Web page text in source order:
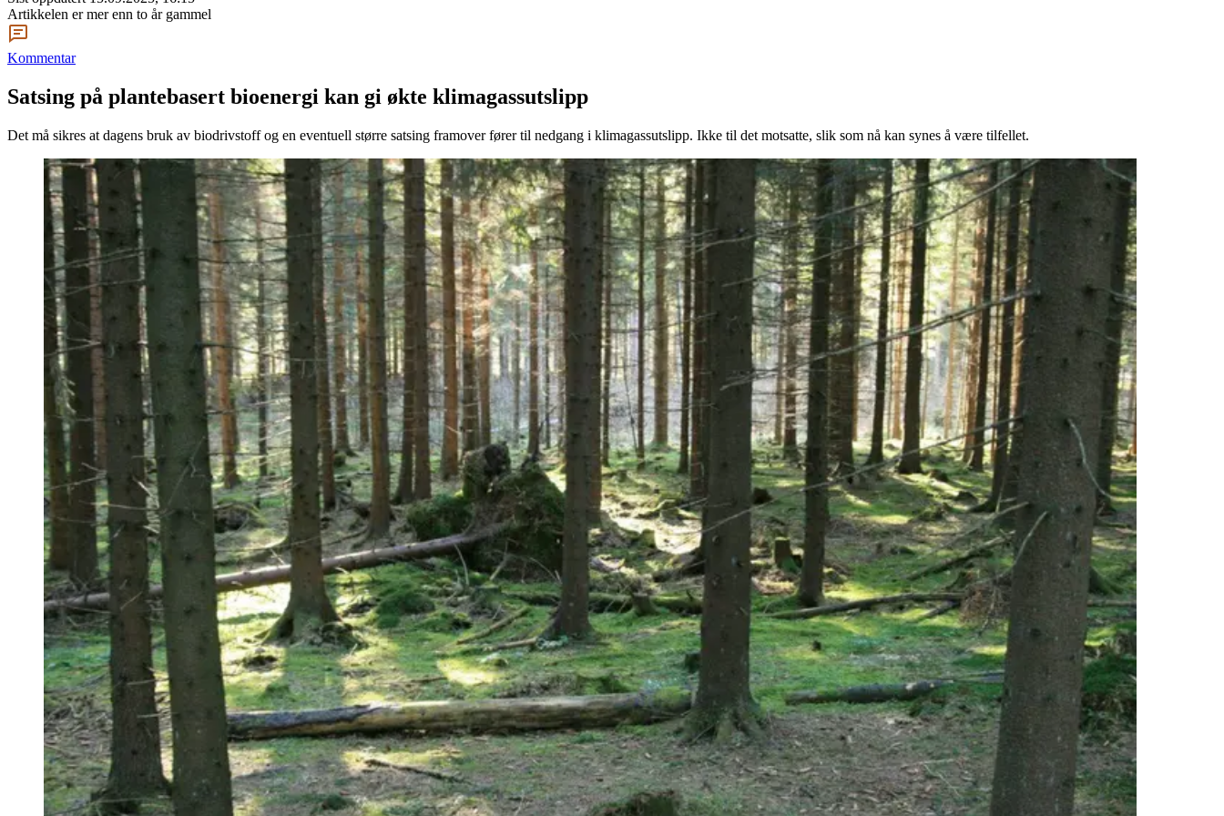
Artikkelen er mer enn to år gammel
Kommentar
Satsing på plantebasert bioenergi kan gi økte klimagassutslipp
Det må sikres at dagens bruk av biodrivstoff og en eventuell større satsing framover fører til nedgang i klimagassutslipp. Ikke til det motsatte, slik som nå kan synes å være tilfellet.